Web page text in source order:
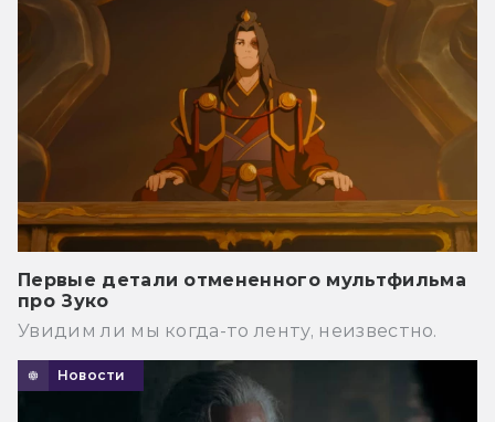
Первые детали отмененного мультфильма
про Зуко
Увидим ли мы когда-то ленту, неизвестно.
Новости